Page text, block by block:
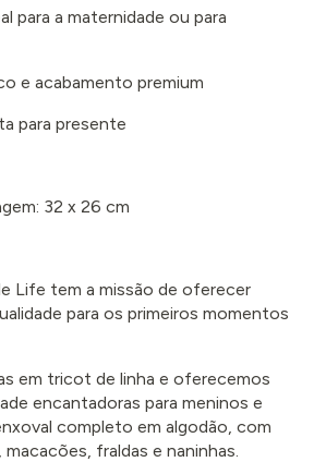
para a maternidade ou para
e acabamento premium
para presente
32 x 26 cm
Life tem a missão de oferecer
para os primeiros momentos
em tricot de linha e oferecemos
encantadoras para meninos e
completo em algodão, com
fraldas e naninhas.